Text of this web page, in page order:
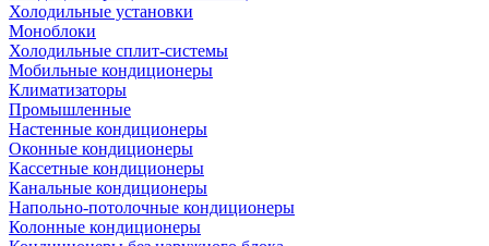
Холодильные установки
Моноблоки
Холодильные сплит-системы
Мобильные кондиционеры
Климатизаторы
Промышленные
Настенные кондиционеры
Оконные кондиционеры
Кассетные кондиционеры
Канальные кондиционеры
Напольно-потолочные кондиционеры
Колонные кондиционеры